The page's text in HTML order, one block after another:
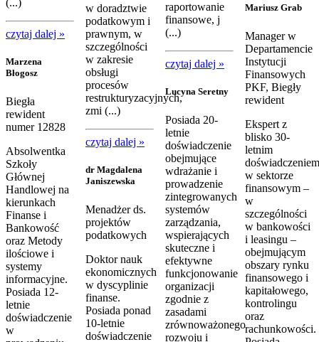
(...)
czytaj dalej »
Marzena
Błogosz
Biegła
rewident
numer 12828
Absolwentka
Szkoły
Głównej
Handlowej na
kierunkach
Finanse i
Bankowość
oraz Metody
ilościowe i
systemy
informacyjne.
Posiada 12-
letnie
doświadczenie
w
w doradztwie
podatkowym i
prawnym, w
szczególności
w zakresie
obsługi
procesów
restrukturyzacyjnych,
zmi (...)
czytaj dalej »
dr Magdalena
Janiszewska
Menadżer ds.
projektów
podatkowych
Doktor nauk
ekonomicznych
w dyscyplinie
finanse.
Posiada ponad
10-letnie
doświadczenie
raportowanie
finansowe, j
(...)
czytaj dalej »
Lucyna Seretny
Posiada 20-
letnie
doświadczenie
obejmujące
wdrażanie i
prowadzenie
zintegrowanych
systemów
zarządzania,
wspierających
skuteczne i
efektywne
funkcjonowanie
organizacji
zgodnie z
zasadami
zrównoważonego
rozwoju i
Mariusz Grab
Manager w
Departamencie
Instytucji
Finansowych
PKF, Biegły
rewident
Ekspert z
blisko 30-
letnim
doświadczeniem
w sektorze
finansowym –
w
szczególności
w bankowości
i leasingu –
obejmującym
obszary rynku
finansowego i
kapitałowego,
kontrolingu
oraz
rachunkowości.